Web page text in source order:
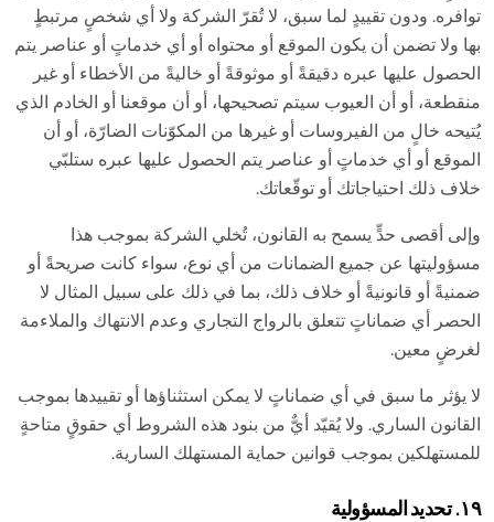
توافره. ودون تقييدٍ لما سبق، لا تُقرّ الشركة ولا أي شخصٍ مرتبطٍ
بها ولا تضمن أن يكون الموقع أو محتواه أو أي خدماتٍ أو عناصر يتم
الحصول عليها عبره دقيقةً أو موثوقةً أو خاليةً من الأخطاء أو غير
منقطعة، أو أن العيوب سيتم تصحيحها، أو أن موقعنا أو الخادم الذي
يُتيحه خالٍ من الفيروسات أو غيرها من المكوّنات الضارّة، أو أن
الموقع أو أي خدماتٍ أو عناصر يتم الحصول عليها عبره ستلبّي
خلاف ذلك احتياجاتك أو توقّعاتك.
وإلى أقصى حدٍّ يسمح به القانون، تُخلي الشركة بموجب هذا
مسؤوليتها عن جميع الضمانات من أي نوع، سواء كانت صريحةً أو
ضمنيةً أو قانونيةً أو خلاف ذلك، بما في ذلك على سبيل المثال لا
الحصر أي ضماناتٍ تتعلق بالرواج التجاري وعدم الانتهاك والملاءمة
لغرضٍ معين.
لا يؤثر ما سبق في أي ضماناتٍ لا يمكن استثناؤها أو تقييدها بموجب
القانون الساري. ولا يُقيّد أيٌّ من بنود هذه الشروط أي حقوقٍ متاحةٍ
للمستهلكين بموجب قوانين حماية المستهلك السارية.
١٩. تحديد المسؤولية